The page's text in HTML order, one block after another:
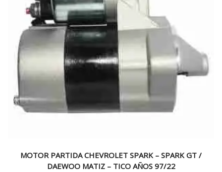
MOTOR PARTIDA CHEVROLET SPARK – SPARK GT /
DAEWOO MATIZ – TICO AÑOS 97/22